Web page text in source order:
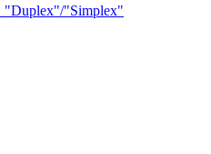
"Duplex"/"Simplex"